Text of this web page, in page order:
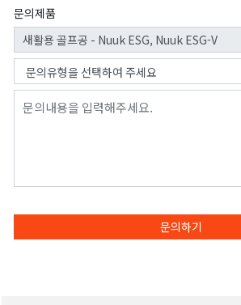
문의제품
문의하기